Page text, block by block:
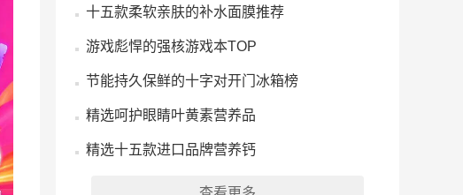
十五款柔软亲肤的补水面膜推荐
游戏彪悍的强核游戏本TOP
节能持久保鲜的十字对开门冰箱榜
精选呵护眼睛叶黄素营养品
精选十五款进口品牌营养钙